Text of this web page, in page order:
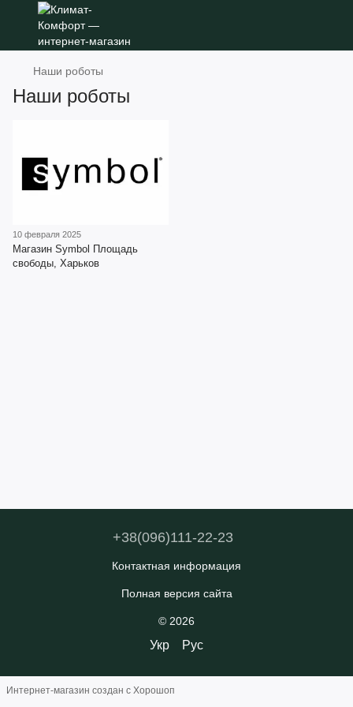
Наши роботы
Наши роботы
10 февраля 2025
Магазин Symbol Площадь
свободы, Харьков
+38(096)111-22-23
Контактная информация
Полная версия сайта
© 2026
Укр Рус
Интернет-магазин создан с Хорошоп